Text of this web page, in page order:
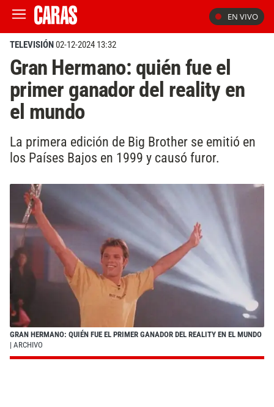
EN VIVO
TELEVISIÓN02-12-2024 13:32
Gran Hermano: quién fue el
primer ganador del reality en
el mundo
La primera edición de Big Brother se emitió en
los Países Bajos en 1999 y causó furor.
GRAN HERMANO: QUIÉN FUE EL PRIMER GANADOR DEL REALITY EN EL MUNDO
| ARCHIVO